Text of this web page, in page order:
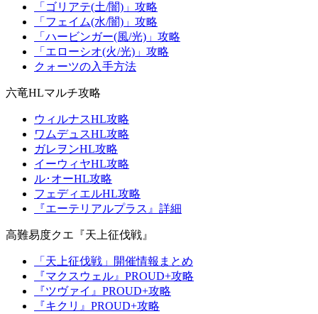
「ゴリアテ(土/闇)」攻略
「フェイム(水/闇)」攻略
「ハービンガー(風/光)」攻略
「エローシオ(火/光)」攻略
クォーツの入手方法
六竜HLマルチ攻略
ウィルナスHL攻略
ワムデュスHL攻略
ガレヲンHL攻略
イーウィヤHL攻略
ル･オーHL攻略
フェディエルHL攻略
『エーテリアルプラス』詳細
高難易度クエ『天上征伐戦』
「天上征伐戦」開催情報まとめ
『マクスウェル』PROUD+攻略
『ツヴァイ』PROUD+攻略
『キクリ』PROUD+攻略